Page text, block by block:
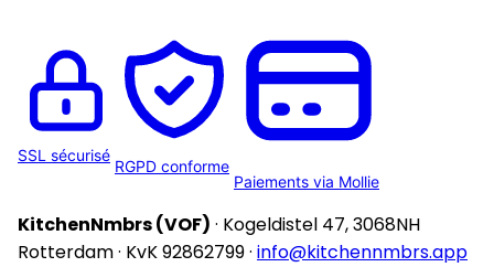
SSL sécurisé
RGPD conforme
Paiements via Mollie
KitchenNmbrs (VOF) · Kogeldistel 47, 3068NH
Rotterdam · KvK 92862799 · info@kitchennmbrs.app